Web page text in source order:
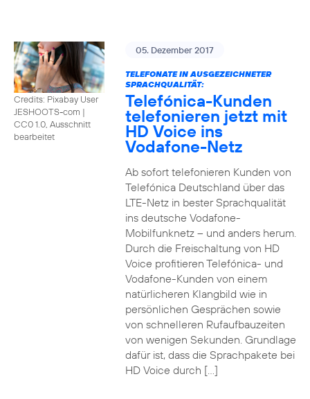
Credits: Pixabay User
JESHOOTS-com |
CC0 1.0, Ausschnitt
bearbeitet
05. Dezember 2017
TELEFONATE IN AUSGEZEICHNETER
SPRACHQUALITÄT:
Telefónica-Kunden
telefonieren jetzt mit
HD Voice ins
Vodafone-Netz
Ab sofort telefonieren Kunden von
Telefónica Deutschland über das
LTE-Netz in bester Sprachqualität
ins deutsche Vodafone-
Mobilfunknetz – und anders herum.
Durch die Freischaltung von HD
Voice profitieren Telefónica- und
Vodafone-Kunden von einem
natürlicheren Klangbild wie in
persönlichen Gesprächen sowie
von schnelleren Rufaufbauzeiten
von wenigen Sekunden. Grundlage
dafür ist, dass die Sprachpakete bei
HD Voice durch […]